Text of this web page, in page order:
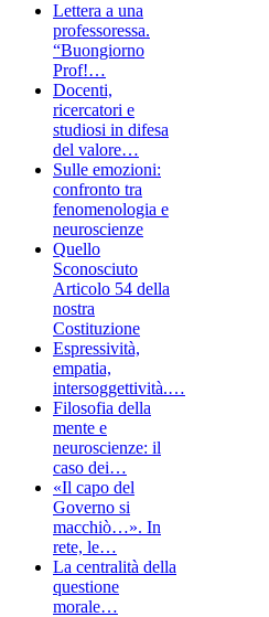
Lettera a una
professoressa.
“Buongiorno
Prof!…
Docenti,
ricercatori e
studiosi in difesa
del valore…
Sulle emozioni:
confronto tra
fenomenologia e
neuroscienze
Quello
Sconosciuto
Articolo 54 della
nostra
Costituzione
Espressività,
empatia,
intersoggettività.…
Filosofia della
mente e
neuroscienze: il
caso dei…
«Il capo del
Governo si
macchiò…». In
rete, le…
La centralità della
questione
morale…